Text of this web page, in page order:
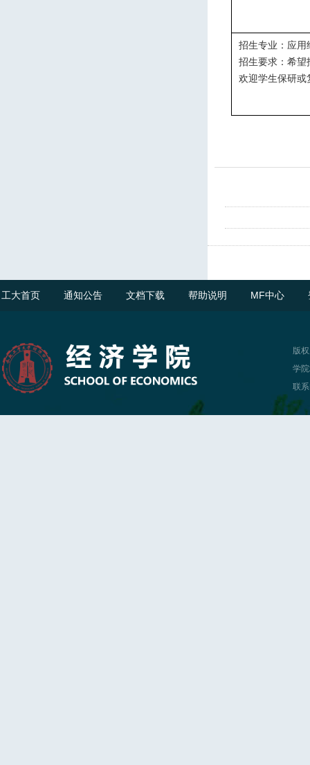
招生专业：应用
招生要求：希望
欢迎学生保研或
工大首页 通知公告 文档下载 帮助说明 MF中心
版
学
联